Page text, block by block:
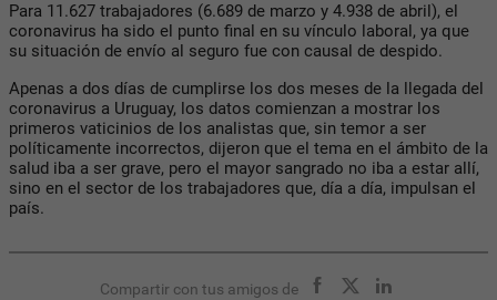
Para 11.627 trabajadores (6.689 de marzo y 4.938 de abril), el
coronavirus ha sido el punto final en su vínculo laboral, ya que
su situación de envío al seguro fue con causal de despido.
Apenas a dos días de cumplirse los dos meses de la llegada del
coronavirus a Uruguay, los datos comienzan a mostrar los
primeros vaticinios de los analistas que, sin temor a ser
políticamente incorrectos, dijeron que el tema en el ámbito de la
salud iba a ser grave, pero el mayor sangrado no iba a estar allí,
sino en el sector de los trabajadores que, día a día, impulsan el
país.
Compartir con tus amigos de